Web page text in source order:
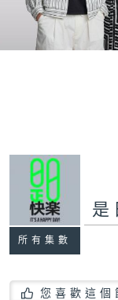
所有集數
是
您喜歡這個